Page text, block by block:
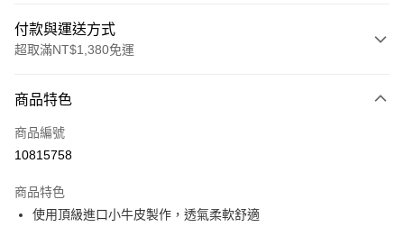
付款與運送方式
超取滿NT$1,380免運
信用卡一次付款
信用卡分期付款
合作金庫商業銀行
華南商業銀行
彰化商業銀行
超商取貨付款
商品特色
商品編號
10815758
商品特色
使用頂級進口小牛皮製作，透氣柔軟舒適